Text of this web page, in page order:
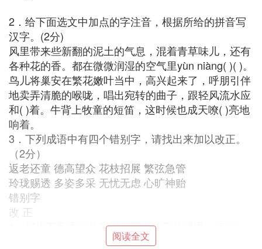
2．给下面选文中加点的字注音，根据所给的拼音写
汉字。(2分)
风里带来些新翻的泥土的气息，混着青草味儿，还有
各种花的香。都在微微润湿的空气里yùn niàng( )( )。
鸟儿将巢安在繁花嫩叶当中，高兴起来了，呼朋引伴
地卖弄清脆的喉咙，唱出宛转的曲子，跟轻风流水应
和( )着。牛背上牧童的短笛，这时候也成天嘹( )亮地
响着。
3．下列成语中有四个错别字，请找出来加以改正。
（2分）
返老还童 德高望众 花枝招展 繁弦急管
玲珑赐透 多姿多采 无忧无虑 心旷神贻
错别字
改 正
4．根据下列语句的意思，写出相应的成语。(2分)
(1)谨慎小心，丝毫不敢疏忽样子。 （ ）
阅读全文